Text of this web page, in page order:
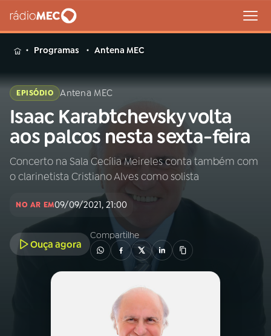
MENU
Buscar
na
Rádio
MEC
Buscar
Início AO VIVO
01INÍCIO
PROGRAMAÇÃO
Programas Antena MEC
EPISÓDIO Antena MEC
Isaac Karabtchevsky volta
aos palcos nesta sexta-feira
Concerto na Sala Cecília Meireles conta também com
o clarinetista Cristiano Alves como solista
NO AR EM09/09/2021, 21:00
Ouça agora
Compartilhe